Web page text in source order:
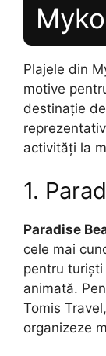
Plajele din
motive
destinație
activități la
1.
Paradise
cele mai
pentru
animată.
Tomis
organizeze